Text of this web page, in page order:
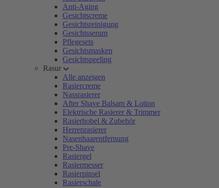
Anti-Aging
Gesichtscreme
Gesichtsreinigung
Gesichtsserum
Pflegesets
Gesichtsmasken
Gesichtspeeling
Rasur
Alle anzeigen
Rasiercreme
Nassrasierer
After Shave Balsam & Lotion
Elektrische Rasierer & Trimmer
Rasierhobel & Zubehör
Herrenrasierer
Nasenhaarentfernung
Pre-Shave
Rasiergel
Rasiermesser
Rasierpinsel
Rasierschale